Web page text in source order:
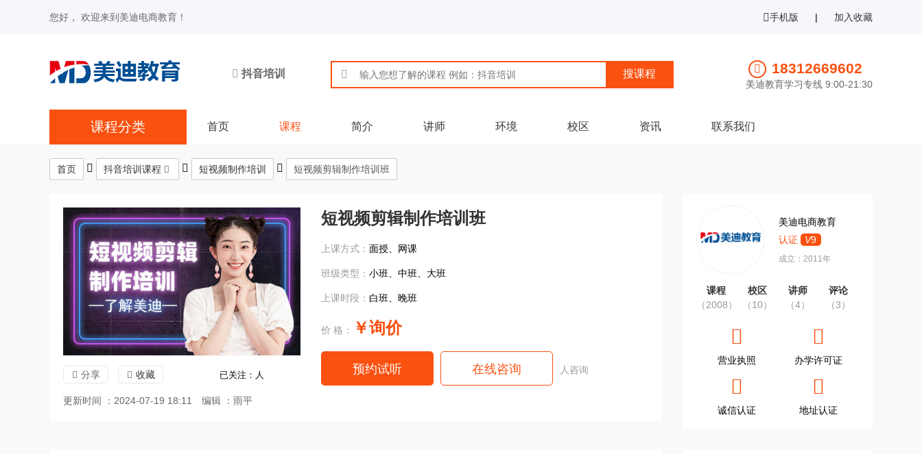
您好， 欢迎来到美迪电商教育！ 手机版 | 加入收藏
抖音培训 18312669602
美迪教育学习专线 9:00-21:30
课程分类 首页 课程 简介 讲师 环境 校区 资讯 联系我们
首页 抖音培训课程 短视频制作培训 短视频剪辑制作培训班
分享 收藏 已关注： 人
更新时间 ：2024-07-19 18:11 编辑 ：雨平
短视频剪辑制作培训班
上课方式：面授、网课
班级类型：小班、中班、大班
上课时段： 白班、晚班
价 格： ￥询价
预约试听 在线咨询 人咨询
美迪电商教育
认证
V9
成立：2011年
课程
（2008）
校区
（10）
讲师
（4）
评论
（3）
营业执照 办学许可证
诚信认证 地址认证